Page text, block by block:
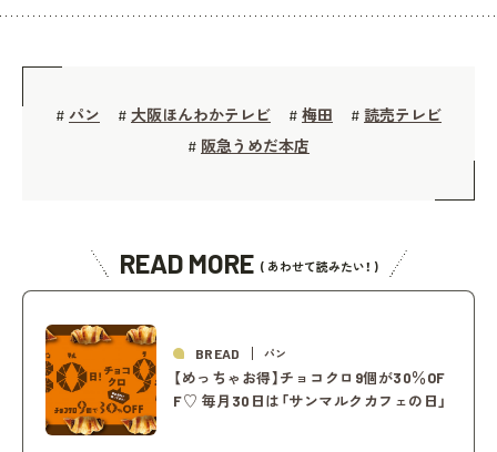
# パン # 大阪ほんわかテレビ # 梅田 # 読売テレビ
# 阪急うめだ本店
READ MORE ( あわせて読みたい！ )
BREAD パン
【めっちゃお得】チョコクロ9個が30％OF
F♡ 毎月30日は「サンマルクカフェの日」